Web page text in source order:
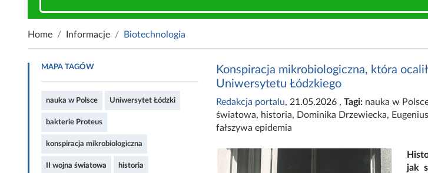
Home Informacje Biotechnologia
MAPA TAGÓW
nauka w Polsce Uniwersytet Łódzki
bakterie Proteus
konspiracja mikrobiologiczna
II wojna światowa historia
Konspiracja mikrobiologiczna, która
Uniwersytetu Łódzkiego
Redakcja portalu, 21.05.2026 , Tagi: nauka w
światowa, historia, Dominika Drzewiecka,
fałszywa epidemia
jak